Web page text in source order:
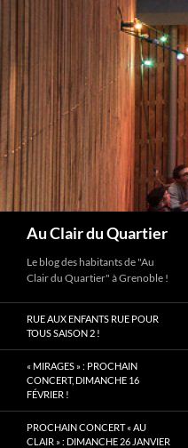
Au Clair du Quartier
Le blog des habitants de "Au
Clair du Quartier" à Grenoble !
RUE AUX ENFANTS RUE POUR
TOUS SAISON 2 !
« MIRAGES » : PROCHAIN
CONCERT, DIMANCHE 16
FÉVRIER !
PROCHAIN CONCERT « AU
CLAIR » : DIMANCHE 26 JANVIER